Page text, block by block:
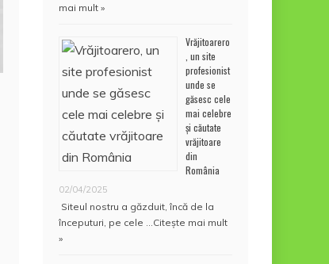
mai mult »
Vrăjitoarero
, un site
profesionist
unde se
găsesc cele
mai celebre
și căutate
vrăjitoare
din
România
02/04/2025
Siteul nostru a găzduit, încă de la
începuturi, pe cele … Citește mai mult
»